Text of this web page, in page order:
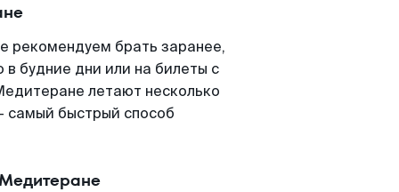
рекомендуем брать заранее,
будние дни или на билеты с
летают несколько
самый быстрый способ